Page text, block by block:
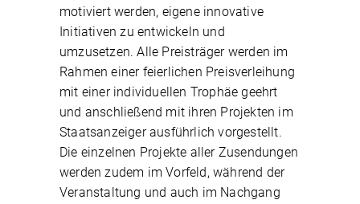
motiviert werden, eigene innovative
Initiativen zu entwickeln und
umzusetzen. Alle Preisträger werden im
Rahmen einer feierlichen Preisverleihung
mit einer individuellen Trophäe geehrt
und anschließend mit ihren Projekten im
Staatsanzeiger ausführlich vorgestellt.
Die einzelnen Projekte aller Zusendungen
werden zudem im Vorfeld, während der
Veranstaltung und auch im Nachgang